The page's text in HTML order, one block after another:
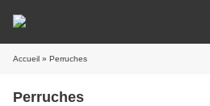
Accueil » Perruches
Perruches